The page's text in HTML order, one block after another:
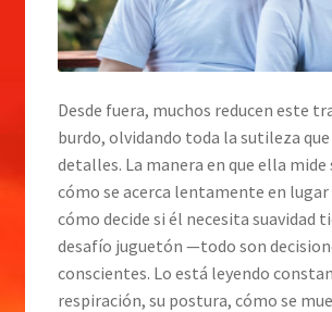
Desde fuera, muchos reducen este
burdo, olvidando toda la sutileza que
detalles. La manera en que ella mide
cómo se acerca lentamente en lugar
cómo decide si él necesita suavidad
desafío juguetón —todo son
conscientes. Lo está leyendo
respiración, su postura, cómo se